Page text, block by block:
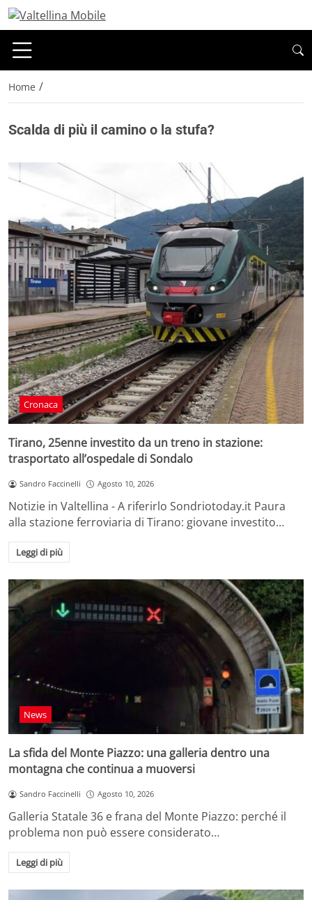
Home /
Scalda di più il camino o la stufa?
Cronaca
Tirano, 25enne investito da un treno in stazione:
trasportato all’ospedale di Sondalo
Sandro Faccinelli Agosto 10, 2026
Notizie in Valtellina - A riferirlo Sondriotoday.it Paura
alla stazione ferroviaria di Tirano: giovane investito…
Leggi di più
News
La sfida del Monte Piazzo: una galleria dentro una
montagna che continua a muoversi
Sandro Faccinelli Agosto 10, 2026
Galleria Statale 36 e frana del Monte Piazzo: perché il
problema non può essere considerato…
Leggi di più